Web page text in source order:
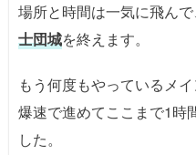
場所と時間は一気に飛んで
士団城を終えます。
もう何度もやっているメ
爆速で進めてここまで1時
した。